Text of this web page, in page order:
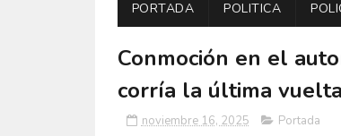
PORTADA POLITICA
Conmoción en el
corría la última vuelta
noviembre 16, 2025 Portada